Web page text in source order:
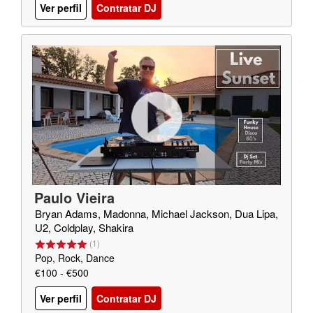
Ver perfil Contratar DJ
Paulo Vieira
Bryan Adams, Madonna, Michael Jackson, Dua Lipa,
U2, Coldplay, Shakira
(1)
Pop, Rock, Dance
€100 - €500
Ver perfil
Contratar DJ